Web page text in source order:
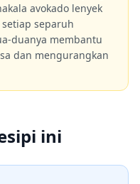
avokado lenyek
separuh
duanya membantu
dan mengurangkan
ini